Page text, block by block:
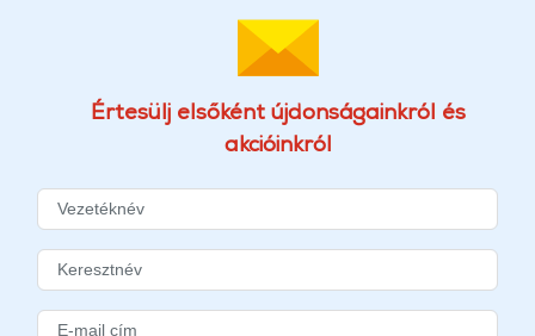
Értesülj elsőként újdonságainkról és
akcióinkról